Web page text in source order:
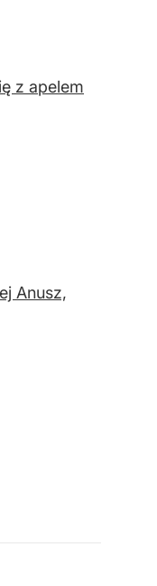
z apelem
Anusz,